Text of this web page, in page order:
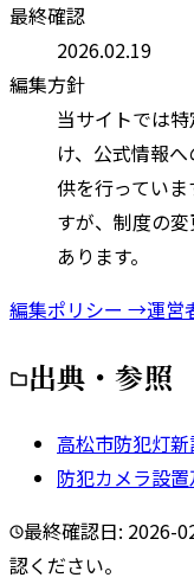
最終確認
2026.02.19
編集方針
当サイトでは
け、公式情報
供を行ってい
すが、制度の
あります。
編集ポリシー →運営
出典・参照
高松市防犯灯
防犯カメラ設
最終確認日: 2026-
認ください。